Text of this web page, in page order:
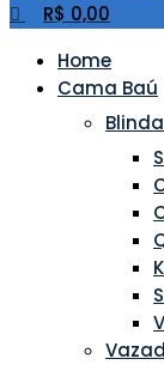
R$ 0,00
Home
Cama Baú